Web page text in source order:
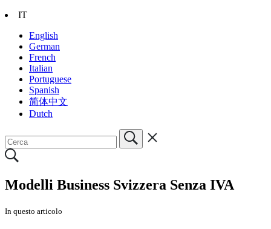
IT
English
German
French
Italian
Portuguese
Spanish
简体中文
Dutch
Modelli Business Svizzera Senza IVA
In questo articolo